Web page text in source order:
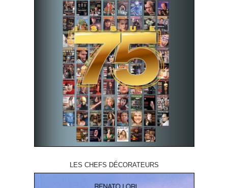
LES CHEFS DÉCORATEURS